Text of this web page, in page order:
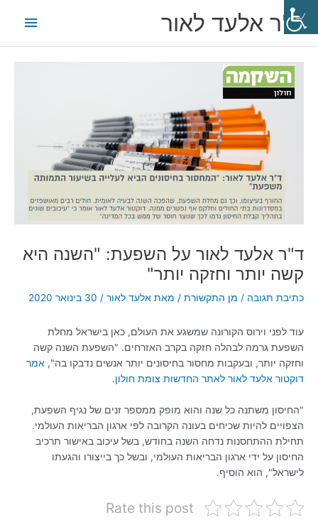
לתוכןד"ר אלעד לאור
ראשי
ד"ר אלעד לאור על השפעת: "השנה היא
קשה יותר וחזקה יותר"
כתיבת תגובה / מן התקשורת / מאת אלעד לאור / 30 בינואר 2020
עוד לפני וירוס הקורונה שמשגע את העולם, כאן בישראל מחלת
השפעת גרמה לבהלה חזקה בקרב האזרחים. "השפעת השנה קשה
וחזקה יותר, ובעקבות מחסור בחיסונים יותר אנשים נדבקו בה", אמר
דוקטור אלעד לאור לאתר החדשות צומת חולון.
"החיסון משתנה כל שנה והוא מופק ממספר זנים של נגיף השפעת,
הצפויים להיות שכיחים בעונה הקרובה לפי ארגון הבריאות העולמי.
תחילת ההתחסנות נדחה השנה בחודש, בשל עיכוב באישור תרכיב
החיסון על ידי ארגון הבריאות העולמי, ובשל כך בייצורו והגעתו
לישראל", הוא הוסיף.
Rate this post
navigation